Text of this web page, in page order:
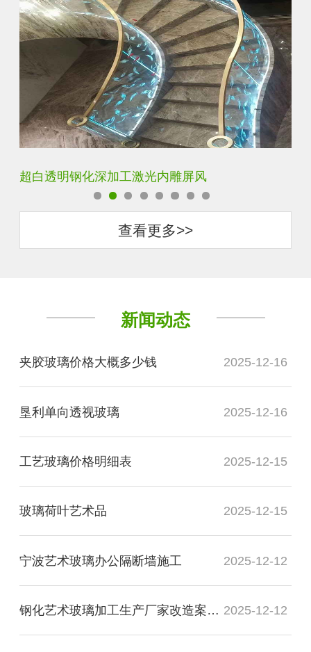
超白透明钢化深加工激光内雕屏风
查看更多>>
新闻动态
夹胶玻璃价格大概多少钱 2025-12-16
垦利单向透视玻璃 2025-12-16
工艺玻璃价格明细表 2025-12-15
玻璃荷叶艺术品 2025-12-15
宁波艺术玻璃办公隔断墙施工 2025-12-12
钢化艺术玻璃加工生产厂家改造案例图 2025-12-12